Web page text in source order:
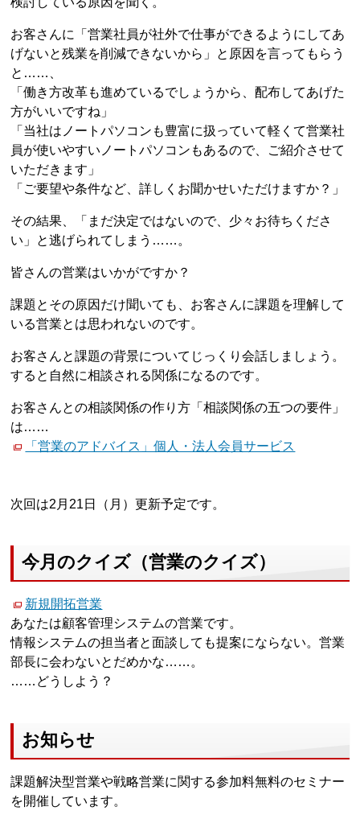
お客さんに「営業社員が社外で仕事ができるようにしてあ
げないと残業を削減できないから」と原因を言ってもらう
と……、
「働き方改革も進めているでしょうから、配布してあげた
方がいいですね」
「当社はノートパソコンも豊富に扱っていて軽くて営業社
員が使いやすいノートパソコンもあるので、ご紹介させて
いただきます」
「ご要望や条件など、詳しくお聞かせいただけますか？」
その結果、「まだ決定ではないので、少々お待ちくださ
い」と逃げられてしまう……。
皆さんの営業はいかがですか？
課題とその原因だけ聞いても、お客さんに課題を理解して
いる営業とは思われないのです。
お客さんと課題の背景についてじっくり会話しましょう。
すると自然に相談される関係になるのです。
お客さんとの相談関係の作り方「相談関係の五つの要件」
は……
「営業のアドバイス」個人・法人会員サービス
次回は2月21日（月）更新予定です。
今月のクイズ（営業のクイズ）
新規開拓営業
あなたは顧客管理システムの営業です。
情報システムの担当者と面談しても提案にならない。営業
部長に会わないとだめかな……。
……どうしよう？
お知らせ
課題解決型営業や戦略営業に関する参加料無料のセミナー
を開催しています。